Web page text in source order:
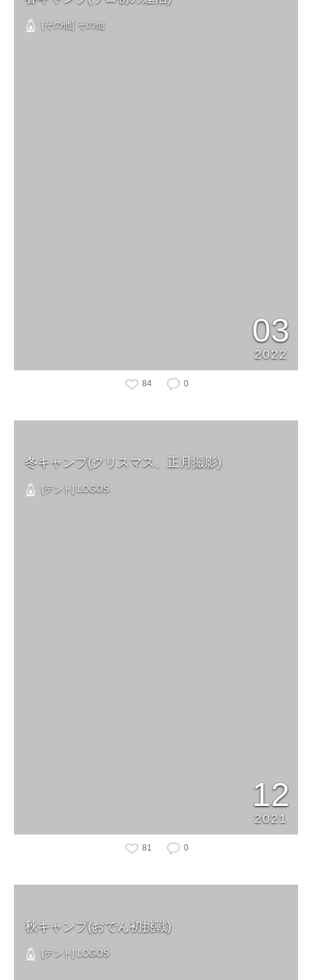
[その他] その他
03
2022
84 0
冬キャンプ(クリスマス、正月撮影)
[テント] LOGOS
12
2021
81 0
秋キャンプ(おでん初挑戦)
[テント] LOGOS